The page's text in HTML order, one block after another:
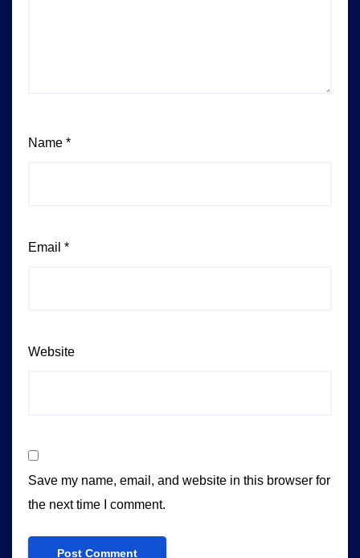
Name *
Email *
Website
Save my name, email, and website in this browser for
the next time I comment.